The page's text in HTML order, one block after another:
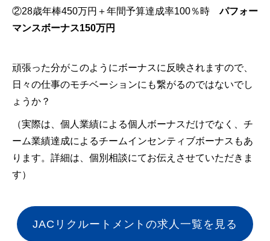
②28歳年棒450万円＋年間予算達成率100％時パフォー
マンスボーナス150万円
頑張った分がこのようにボーナスに反映されますので、
日々の仕事のモチベーションにも繋がるのではないでし
ょうか？
（実際は、個人業績による個人ボーナスだけでなく、チ
ーム業績達成によるチームインセンティブボーナスもあ
ります。詳細は、個別相談にてお伝えさせていただきま
す）
JACリクルートメントの求人一覧を見る